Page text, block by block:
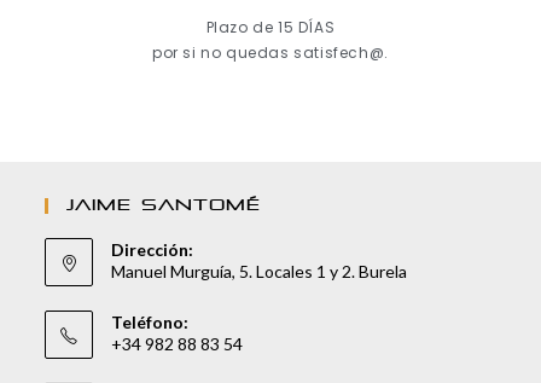
Plazo de 15 DÍAS
por si no quedas satisfech@.
JAIME SANTOMÉ
Dirección:
Manuel Murguía, 5. Locales 1 y 2. Burela
Teléfono:
+34 982 88 83 54